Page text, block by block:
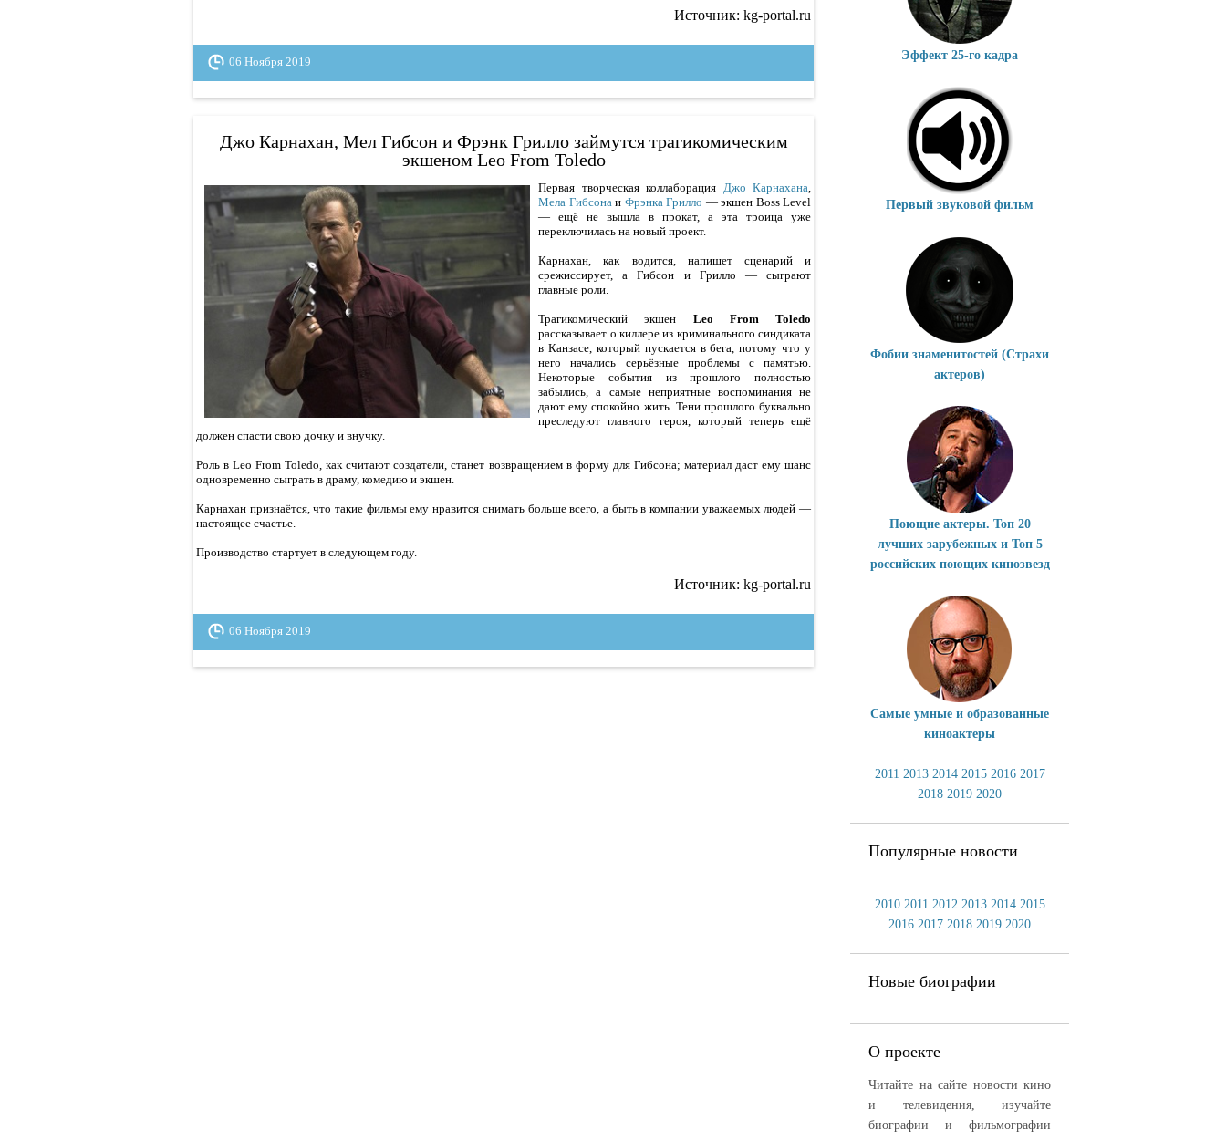
Источник: kg-portal.ru
06 Ноября 2019
Джо Карнахан, Мел Гибсон и Фрэнк Грилло займутся трагикомическим
экшеном Leo From Toledo
Первая творческая коллаборация Джо Карнахана,
Мела Гибсонаи Фрэнка Грилло — экшен Boss Level
— ещё не вышла в прокат, а эта троица уже
переключилась на новый проект.
Карнахан, как водится, напишет сценарий и
срежиссирует, а Гибсон и Грилло — сыграют
главные роли.
Трагикомический экшен Leo From Toledo
рассказывает о киллере из криминального синдиката
в Канзасе, который пускается в бега, потому что у
него начались серьёзные проблемы с памятью.
Некоторые события из прошлого полностью
забылись, а самые неприятные воспоминания не
дают ему спокойно жить. Тени прошлого буквально
преследуют главного героя, который теперь ещё
должен спасти свою дочку и внучку.
Роль в Leo From Toledo, как считают создатели, станет возвращением в форму для Гибсона; материал даст ему шанс
одновременно сыграть в драму, комедию и экшен.
Карнахан признаётся, что такие фильмы ему нравится снимать больше всего, а быть в компании уважаемых людей —
настоящее счастье.
Производство стартует в следующем году.
Источник: kg-portal.ru
06 Ноября 2019
Эффект 25-го кадра
Первый звуковой фильм
Фобии знаменитостей (Страхи
актеров)
Поющие актеры. Топ 20
лучших зарубежных и Топ 5
российских поющих кинозвезд
Самые умные и образованные
киноактеры
2011 2013 2014 2015 2016 2017
2018 2019 2020
Популярные новости
2010 2011 2012 2013 2014 2015
2016 2017 2018 2019 2020
Новые биографии
О проекте
Читайте на сайте новости кино
и телевидения, изучайте
биографии и фильмографии